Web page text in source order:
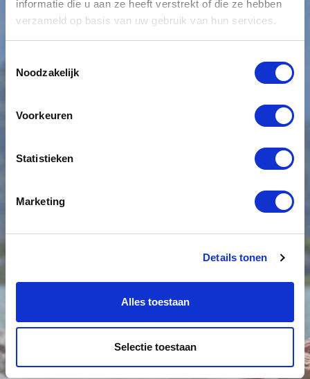
informatie die u aan ze heeft verstrekt of die ze hebben
verzameld op basis van uw gebruik van hun services.
Noodzakelijk
Voorkeuren
Statistieken
Marketing
Details tonen
Alles toestaan
Selectie toestaan